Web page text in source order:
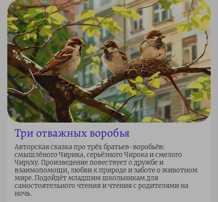
Три отважных воробья
Авторская сказка про трёх братьев-воробьёв:
смышлёного Чирика, серьёзного Чирока и смелого
Чируху. Произведение повествует о дружбе и
взаимопомощи, любви к природе и заботе о животном
мире. Подойдёт младшим школьникам для
самостоятельного чтения и чтения с родителями на
ночь.